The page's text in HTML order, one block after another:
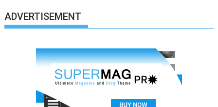
ADVERTISEMENT